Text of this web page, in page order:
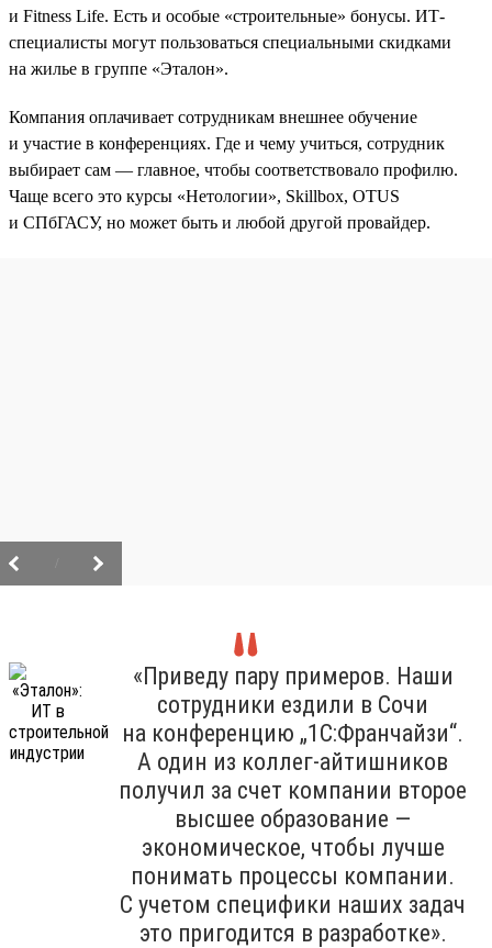
и Fitness Life. Есть и особые «строительные» бонусы. ИТ-
специалисты могут пользоваться специальными скидками
на жилье в группе «Эталон».
Компания оплачивает сотрудникам внешнее обучение
и участие в конференциях. Где и чему учиться, сотрудник
выбирает сам — главное, чтобы соответствовало профилю.
Чаще всего это курсы «Нетологии», Skillbox, OTUS
и СПбГАСУ, но может быть и любой другой провайдер.
«Приведу пару примеров. Наши
сотрудники ездили в Сочи
на конференцию „1С:Франчайзи“.
А один из коллег-айтишников
получил за счет компании второе
высшее образование —
экономическое, чтобы лучше
понимать процессы компании.
С учетом специфики наших задач
это пригодится в разработке».